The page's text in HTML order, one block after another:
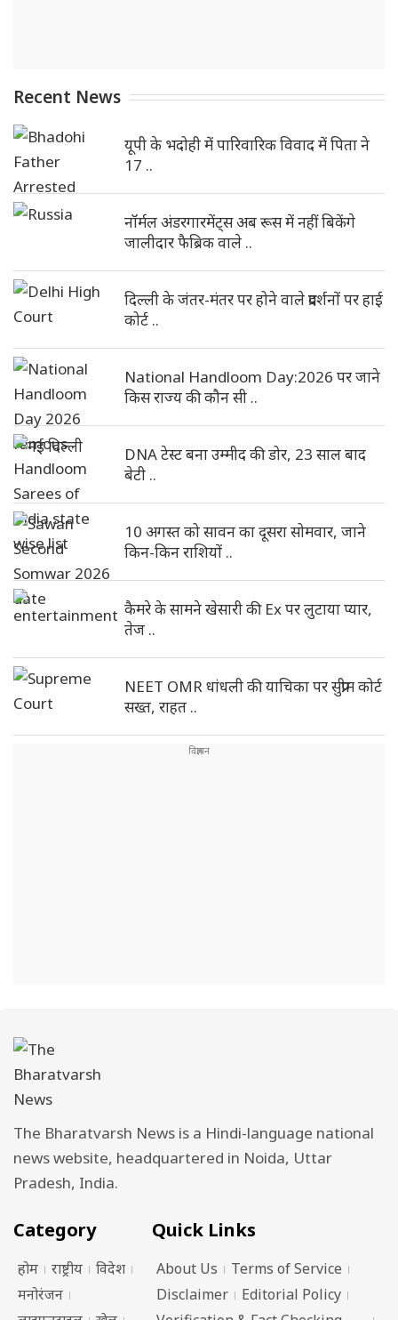
Recent News
यूपी के भदोही में पारिवारिक विवाद में पिता ने
17 ..
नॉर्मल अंडरगारमेंट्स अब रूस में नहीं बिकेंगे
जालीदार फैब्रिक वाले ..
दिल्ली के जंतर-मंतर पर होने वाले प्रदर्शनों पर हाई
कोर्ट ..
National Handloom Day:2026 पर जाने
किस राज्य की कौन सी ..
DNA टेस्ट बना उम्मीद की डोर, 23 साल बाद
बेटी ..
10 अगस्त को सावन का दूसरा सोमवार, जाने
किन-किन राशियों ..
कैमरे के सामने खेसारी की Ex पर लुटाया प्यार,
तेज ..
NEET OMR धांधली की याचिका पर सुप्रीम कोर्ट
सख्त, राहत ..
The Bharatvarsh News is a Hindi-language national
news website, headquartered in Noida, Uttar
Pradesh, India.
Category
होम राष्ट्रीय
विदेश
मनोरंजन
Quick Links
About Us
Terms of Service
Disclaimer
Editorial Policy